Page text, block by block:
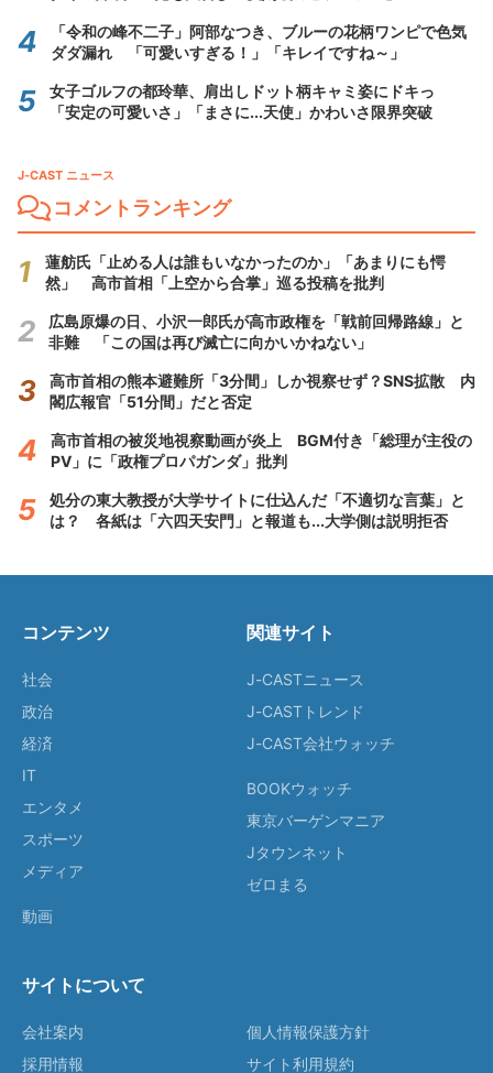
「令和の峰不二子」阿部なつき、ブルーの花柄ワンピで色気
ダダ漏れ 「可愛いすぎる！」「キレイですね～」
女子ゴルフの都玲華、肩出しドット柄キャミ姿にドキっ
「安定の可愛いさ」「まさに...天使」かわいさ限界突破
J-CAST ニュース
コメントランキング
蓮舫氏「止める人は誰もいなかったのか」「あまりにも愕
然」 高市首相「上空から合掌」巡る投稿を批判
広島原爆の日、小沢一郎氏が高市政権を「戦前回帰路線」と
非難 「この国は再び滅亡に向かいかねない」
高市首相の熊本避難所「3分間」しか視察せず？SNS拡散 内
閣広報官「51分間」だと否定
高市首相の被災地視察動画が炎上 BGM付き「総理が主役の
PV」に「政権プロパガンダ」批判
処分の東大教授が大学サイトに仕込んだ「不適切な言葉」と
は？ 各紙は「六四天安門」と報道も...大学側は説明拒否
コンテンツ
社会
政治
経済
IT
エンタメ
スポーツ
メディア
動画
関連サイト
J-CASTニュース
J-CASTトレンド
J-CAST会社ウォッチ
BOOKウォッチ
東京バーゲンマニア
Jタウンネット
ゼロまる
サイトについて
会社案内
採用情報
個人情報保護方針
サイト利用規約